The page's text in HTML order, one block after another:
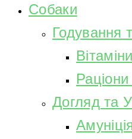
Собаки
Годування
Раціони
Догляд та